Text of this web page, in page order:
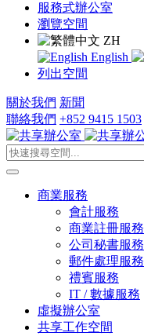
服務式辦公室
瀏覽空間
ZH
English
列出空間
關於我們 新聞
聯絡我們 +852 9415 1503
商業服務
會計服務
商業註冊服務
公司秘書服務
郵件處理服務
禮賓服務
IT / 數據服務
虛擬辦公室
共享工作空間